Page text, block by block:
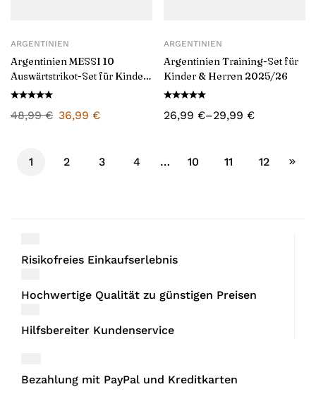
ARGENTINIEN
Argentinien MESSI 10
Auswärtstrikot-Set für Kinder
2026/27
48,99€ 36,99 €
ARGENTINIEN
Argentinien Training-Set für
Kinder & Herren 2025/26
26,99 €–29,99 €
1 2 3 4 … 10 11 12
Risikofreies Einkaufserlebnis
Hochwertige Qualität zu günstigen Preisen
Hilfsbereiter Kundenservice
Bezahlung mit PayPal und Kreditkarten